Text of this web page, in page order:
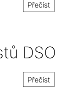
Přečíst
DSO
Přečíst